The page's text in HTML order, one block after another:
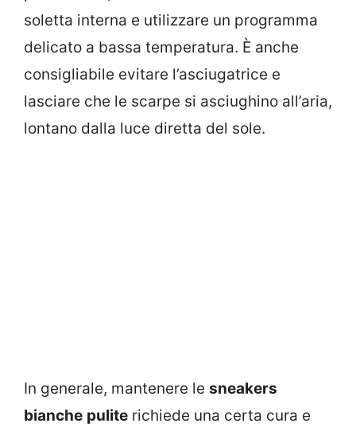
soletta interna e utilizzare un programma
delicato a bassa temperatura. È anche
consigliabile evitare l’asciugatrice e
lasciare che le scarpe si asciughino all’aria,
lontano dalla luce diretta del sole.
In generale, mantenere le sneakers
bianche pulite richiede una certa cura e